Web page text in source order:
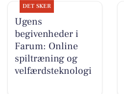
DET SKER
Ugens
begivenheder i
Farum: Online
spiltræning og
velfærdsteknologi